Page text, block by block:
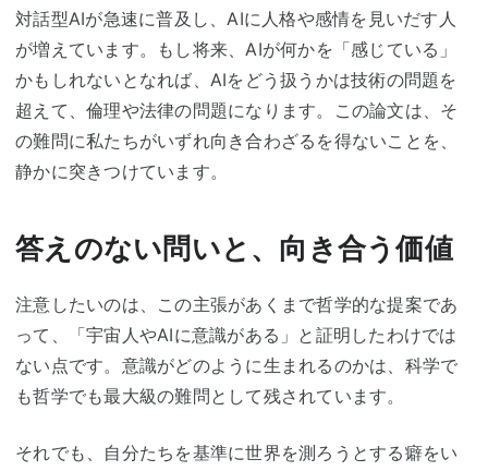
対話型AIが急速に普及し、AIに人格や感情を見いだす人
が増えています。もし将来、AIが何かを「感じている」
かもしれないとなれば、AIをどう扱うかは技術の問題を
超えて、倫理や法律の問題になります。この論文は、そ
の難問に私たちがいずれ向き合わざるを得ないことを、
静かに突きつけています。
答えのない問いと、向き合う価値
注意したいのは、この主張があくまで哲学的な提案であ
って、「宇宙人やAIに意識がある」と証明したわけでは
ない点です。意識がどのように生まれるのかは、科学で
も哲学でも最大級の難問として残されています。
それでも、自分たちを基準に世界を測ろうとする癖をい